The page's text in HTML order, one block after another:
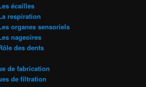
écailles
respiration
organes sensoriels
nageoires
des dents
de fabrication
de filtration